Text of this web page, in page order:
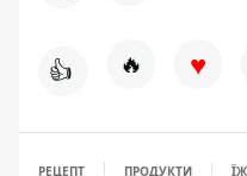
👍 🔥 ♥
РЕЦЕПТ ПРОДУКТИ